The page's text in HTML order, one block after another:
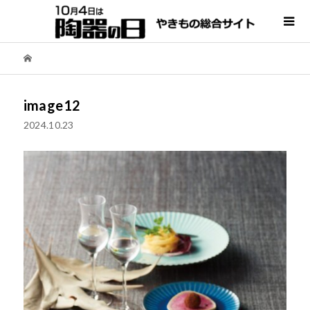
image12
2024.10.23